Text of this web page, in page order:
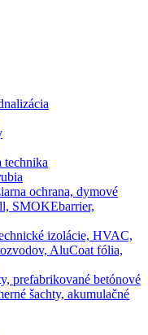
technika
ochrana, dymové
SMOKEbarrier,
izolácie, HVAC,
AluCoat fólia,
prefabrikované betónové
šachty, akumulačné